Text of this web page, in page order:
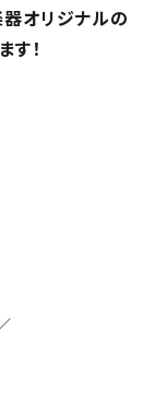
器オリジナルの
す！